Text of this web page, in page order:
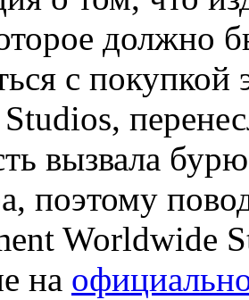
должно
с покупкой
вызвала
поэтому
Worldwide
на